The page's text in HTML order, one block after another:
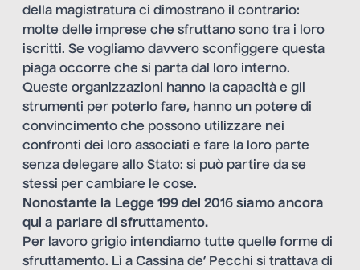
della magistratura ci dimostrano il contrario:
molte delle imprese che sfruttano sono tra i loro
iscritti. Se vogliamo davvero sconfiggere questa
piaga occorre che si parta dal loro interno.
Queste organizzazioni hanno la capacità e gli
strumenti per poterlo fare, hanno un potere di
convincimento che possono utilizzare nei
confronti dei loro associati e fare la loro parte
senza delegare allo Stato: si può partire da se
stessi per cambiare le cose.
Nonostante la Legge 199 del 2016 siamo ancora
qui a parlare di sfruttamento.
Per lavoro grigio intendiamo tutte quelle forme di
sfruttamento. Lì a Cassina de’ Pecchi si trattava di